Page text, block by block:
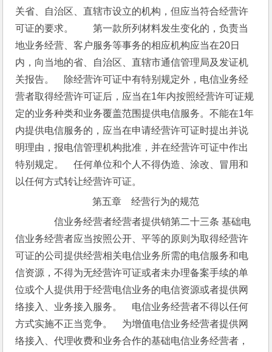
关省、自治区、直辖市设立的机构，但应当符合经营许
可证的要求。　　第一款所列材料发生变化的，负责当
地业务经营、客户服务等事务的相应机构应当在20日
内，向当地的省、自治区、直辖市通信管理局及发证机
关报告。　除经营许可证中有特别规定外，电信业务经
营者取得经营许可证后，应当在1年内按照经营许可证规
定的业务种类和业务覆盖范围提供电信服务。不能在1年
内提供电信服务的，应当在申请经营许可证时提出并说
明理由，报电信管理机构批准，并在经营许可证中作出
特别规定。　任何单位和个人不得伪造、涂改、冒用和
以任何方式转让经营许可证。
第五章　经营行为的规范
信业务经营者经营者提供销第二十三条 基础电
信业务经营者应当按照公开、平等的原则为取得经营许
可证的公司提供经营相关电信业务所需的电信服务和电
信资源，不得为无经营许可证或者未办理备案手续的单
位或个人提供用于经营电信业务的电信资源或者提供网
络接入、业务接入服务。　电信业务经营者不得以任何
方式实施不正当竞争。　为增值电信业务经营者提供网
络接入、代理收费和业务合作的基础电信业务经营者，